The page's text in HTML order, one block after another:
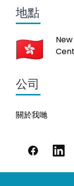
地點
公司
關於我哋